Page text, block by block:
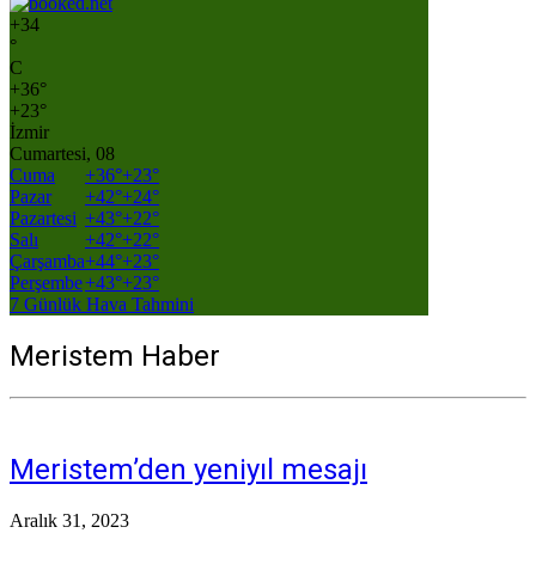
+34
°
C
+36°
+23°
İzmir
Cumartesi, 08
Cuma
+36°+23°
Pazar
+42°+24°
Pazartesi +43°+22°
Salı
+42°+22°
Çarşamba+44°+23°
Perşembe+43°+23°
7 Günlük Hava Tahmini
Meristem Haber
Meristem’den yeniyıl mesajı
Aralık 31, 2023